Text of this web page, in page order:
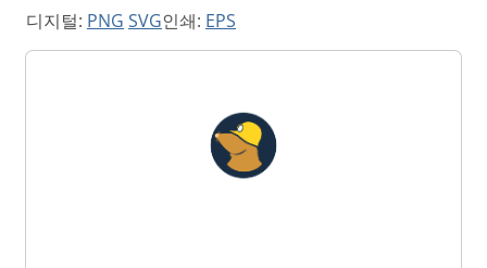
디지털: PNG SVG인쇄: EPS